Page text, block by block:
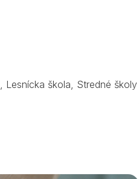
Lesnícka škola Stredné školy